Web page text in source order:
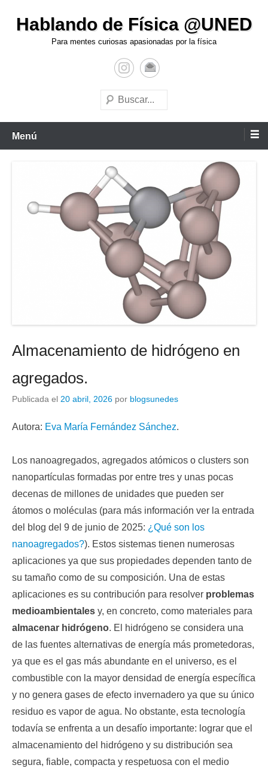
Hablando de Física @UNED
Para mentes curiosas apasionadas por la física
Menú
Almacenamiento de hidrógeno en
agregados.
Publicada el 20 abril, 2026 por blogsunedes
Autora: Eva María Fernández Sánchez.
Los nanoagregados, agregados atómicos o clusters son
nanopartículas formadas por entre tres y unas pocas
decenas de millones de unidades que pueden ser
átomos o moléculas (para más información ver la entrada
del blog del 9 de junio de 2025: ¿Qué son los
nanoagregados?). Estos sistemas tienen numerosas
aplicaciones ya que sus propiedades dependen tanto de
su tamaño como de su composición. Una de estas
aplicaciones es su contribución para resolver problemas
medioambientales y, en concreto, como materiales para
almacenar hidrógeno. El hidrógeno se considera una
de las fuentes alternativas de energía más prometedoras,
ya que es el gas más abundante en el universo, es el
combustible con la mayor densidad de energía específica
y no genera gases de efecto invernadero ya que su único
residuo es vapor de agua. No obstante, esta tecnología
todavía se enfrenta a un desafío importante: lograr que el
almacenamiento del hidrógeno y su distribución sea
segura, fiable, compacta y respetuosa con el medio